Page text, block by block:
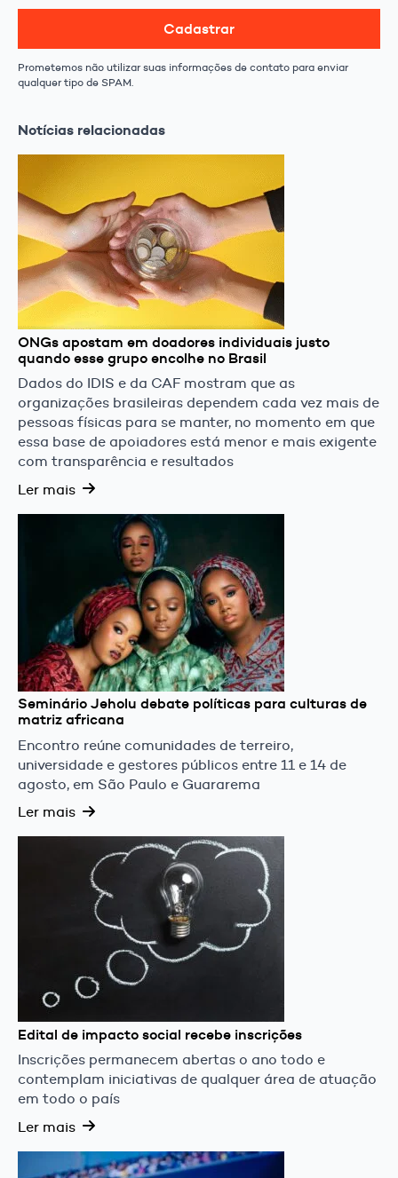
Cadastrar
Prometemos não utilizar suas informações de contato para enviar
qualquer tipo de SPAM.
Notícias relacionadas
ONGs apostam em doadores individuais justo
quando esse grupo encolhe no Brasil
Dados do IDIS e da CAF mostram que as
organizações brasileiras dependem cada vez mais de
pessoas físicas para se manter, no momento em que
essa base de apoiadores está menor e mais exigente
com transparência e resultados
Ler mais
Seminário Jeholu debate políticas para culturas de
matriz africana
Encontro reúne comunidades de terreiro,
universidade e gestores públicos entre 11 e 14 de
agosto, em São Paulo e Guararema
Ler mais
Edital de impacto social recebe inscrições
Inscrições permanecem abertas o ano todo e
contemplam iniciativas de qualquer área de atuação
em todo o país
Ler mais